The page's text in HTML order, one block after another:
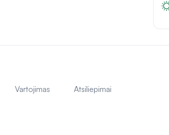
Vartojimas Atsiliepimai